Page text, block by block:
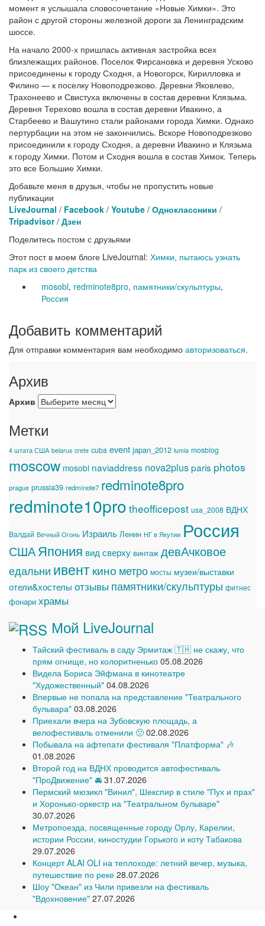
момент я услышала словосочетание «Новые Химки». Это
район с другой стороны железной дороги за Ленинградским
шоссе.
На начало 2000-х пришлась активная застройка всех
близлежащих районов. Поселок Фирсановка и деревня Усково
присоединены к городу Сходня, а Новогорск, Кирилловка и
Филино — к поселку Новоподрезково. Деревни Яковлево,
Трахонеево и Свистуха включены в состав деревни Клязьма.
Деревня Терехово вошла в состав деревни Ивакино, а
Старбеево и Вашутино стали районами города Химки. Однако
пертурбации на этом не закончились. Вскоре Новоподрезково
присоединили к городу Сходня, а деревни Ивакино и Клязьма
к городу Химки. Потом и Сходня вошла в состав Химок. Теперь
это все Большие Химки.
Добавьте меня в друзья, чтобы не пропустить новые
публикации
LiveJournal / Facebook / Youtube / Одноклассники /
Tripadvisor/ Дзен
Поделитесь постом с друзьями
Этот пост в моем блоге LiveJournal: Химки, пытаюсь узнать
парк из своего детства
mosobl, redminote8pro, памятники/скульптуры,
Россия
Добавить комментарий
Для отправки комментария вам необходимо авторизоваться.
Архив
Архив
Метки
4 штата США belarus crete cuba event japan_2012 lumia mosblog
moscow mosobl naviaddress nova2plusparis photos
prague prussia39 redminote7 redminote8pro
redminote10pro theofficepost usa_2008 ВДНХ
Валдай Вечный Огонь Израиль Ленин НГ в Якутии Россия
СШАЯпония вид сверху винтаж девАчковое
едальни ивенткино метро мосты музеи/выставки
отели&хостелы отзывы памятники/скульптуры фитнес
фонари храмы
Мой LiveJournal
Тайский фестиваль в саду Эрмитаж 🇹🇭 не скажу, что
прям огнище, но колоритненько 05.08.2026
Видела Бориса Эйфмана в кинотеатре
"Художественный" 04.08.2026
Впервые не попала на представление "Театрального
бульвара" 03.08.2026
Приехали вчера на Зубовскую площадь, а
велофестиваль отменили 🙁 02.08.2026
Побывала на афтепати фестиваля "Платформа" 🎶
01.08.2026
Второй год на ВДНХ проводится автофестиваль
"ПроДвижение" 🚘 31.07.2026
Пермский мюзикл "Винил", Шекспир в стиле "Пух и прах"
и Хоронько-оркестр на "Театральном бульваре"
30.07.2026
Метропоезда, посвященные городу Орлу, Карелии,
истории России, киностудии Горького и коту Табакова
29.07.2026
Концерт ALAI OLI на теплоходе: летний вечер, музыка,
путешествие по реке 28.07.2026
Шоу "Океан" из Чили привезли на фестиваль
"Вдохновение" 27.07.2026